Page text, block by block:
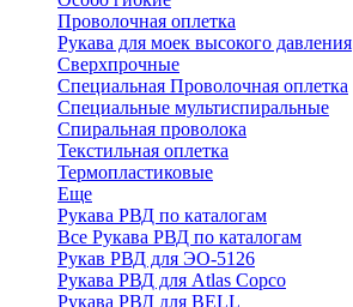
Проволочная оплетка
Рукава для моек высокого давления
Сверхпрочные
Специальная Проволочная оплетка
Специальные мультиспиральные
Спиральная проволока
Текстильная оплетка
Термопластиковые
Еще
Рукава РВД по каталогам
Все Рукава РВД по каталогам
Рукав РВД для ЭО-5126
Рукава РВД для Atlas Copco
Рукава РВД для BELL